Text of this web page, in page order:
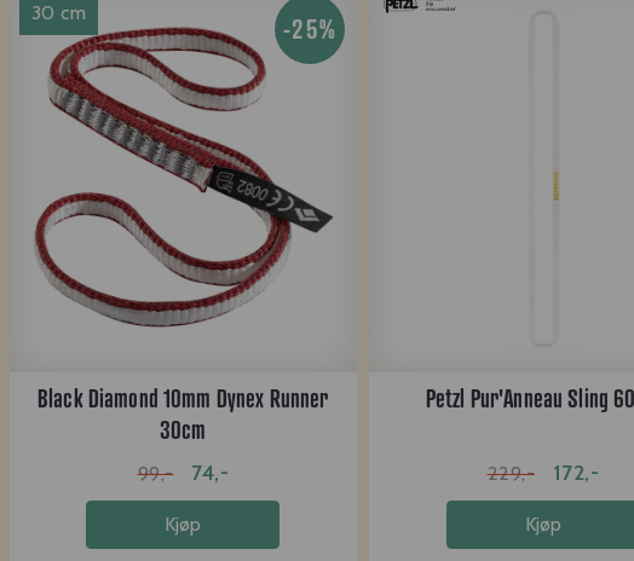
30 cm -25%
Black Diamond 10mm Dynex Runner
30cm
99,- 74,-
Kjøp
Petzl Pur'Anneau Sling
229,- 172,-
Kjøp